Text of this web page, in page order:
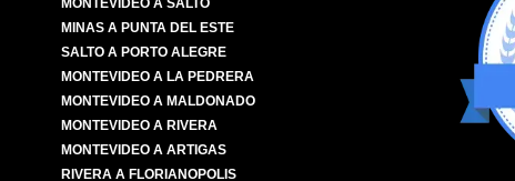
MINAS A PUNTA DEL ESTE
SALTO A PORTO ALEGRE
MONTEVIDEO A LA PEDRERA
MONTEVIDEO A MALDONADO
MONTEVIDEO A RIVERA
MONTEVIDEO A ARTIGAS
RIVERA A FLORIANOPOLIS